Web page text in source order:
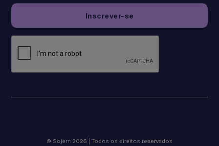
© Sojern 2026 | Todos os direitos reservados